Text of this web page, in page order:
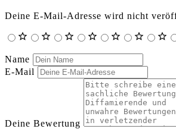
Deine E-Mail-Adresse wird nicht
Name
E-Mail
Deine Bewertung